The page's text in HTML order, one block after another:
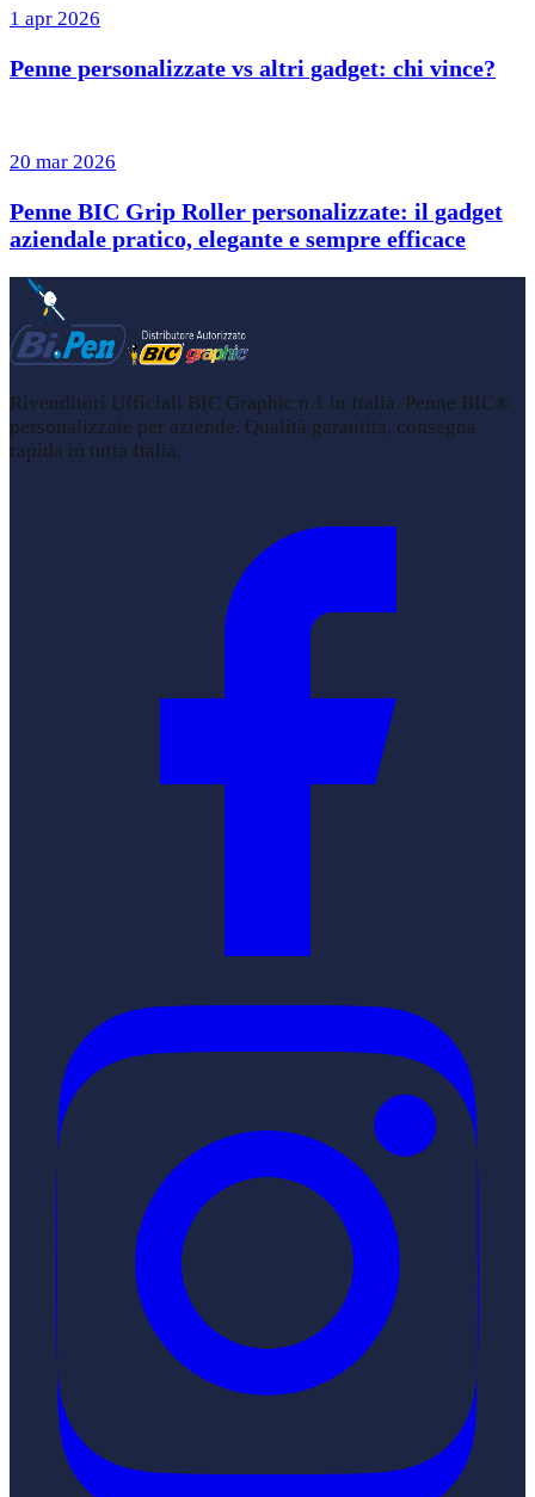
1 apr 2026
Penne personalizzate vs altri gadget: chi vince?
20 mar 2026
Penne BIC Grip Roller personalizzate: il gadget
aziendale pratico, elegante e sempre efficace
Rivenditori Ufficiali BIC Graphic n.1 in Italia. Penne BIC®
personalizzate per aziende. Qualità garantita, consegna
rapida in tutta Italia.